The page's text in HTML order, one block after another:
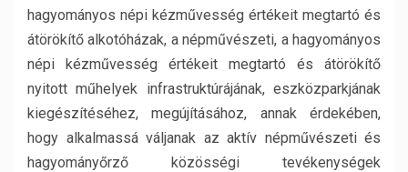
hagyományos népi kézművesség értékeit megtartó és
átörökítő alkotóházak, a népművészeti, a hagyományos
népi kézművesség értékeit megtartó és átörökítő
nyitott műhelyek infrastruktúrájának, eszközparkjának
kiegészítéséhez, megújításához, annak érdekében,
hogy alkalmassá váljanak az aktív népművészeti és
hagyományőrző közösségi tevékenységek